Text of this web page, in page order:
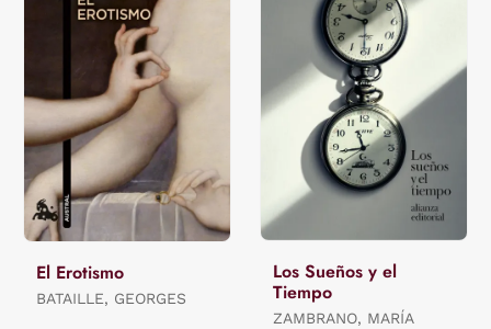
El Erotismo
BATAILLE, GEORGES
Los Sueños y el
Tiempo
ZAMBRANO, MARÍA